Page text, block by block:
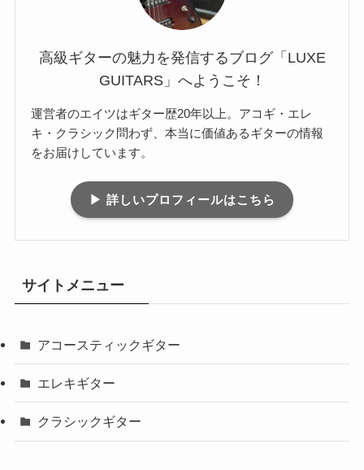
高級ギターの魅力を発信するブログ「LUXE
GUITARS」へようこそ！
運営者のエイツはギター歴20年以上。アコギ・エレ
キ・クラシック問わず、本当に価値あるギターの情報
をお届けしています。
▶ 詳しいプロフィールはこちら
サイトメニュー
アコースティックギター
エレキギター
クラシックギター